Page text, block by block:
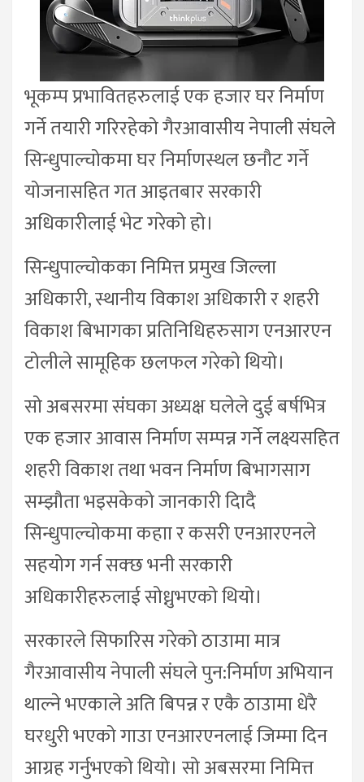
भूकम्प प्रभावितहरुलाई एक हजार घर निर्माण
गर्ने तयारी गरिरहेको गैरआवासीय नेपाली संघले
सिन्धुपाल्चोकमा घर निर्माणस्थल छनौट गर्ने
योजनासहित गत आइतबार सरकारी
अधिकारीलाई भेट गरेको हो।
सिन्धुपाल्चोकका निमित्त प्रमुख जिल्ला
अधिकारी, स्थानीय विकाश अधिकारी र शहरी
विकाश बिभागका प्रतिनिधिहरुसाग एनआरएन
टोलीले सामूहिक छलफल गरेको थियो।
सो अबसरमा संघका अध्यक्ष घलेले दुई बर्षभित्र
एक हजार आवास निर्माण सम्पन्न गर्ने लक्ष्यसहित
शहरी विकाश तथा भवन निर्माण बिभागसाग
सम्झौता भइसकेको जानकारी दिादै
सिन्धुपाल्चोकमा कहाा र कसरी एनआरएनले
सहयोग गर्न सक्छ भनी सरकारी
अधिकारीहरुलाई सोध्नुभएको थियो।
सरकारले सिफारिस गरेको ठाउामा मात्र
गैरआवासीय नेपाली संघले पुन:निर्माण अभियान
थाल्ने भएकाले अति बिपन्न र एकै ठाउामा धेरै
घरधुरी भएको गाउा एनआरएनलाई जिम्मा दिन
आग्रह गर्नुभएको थियो। सो अबसरमा निमित्त